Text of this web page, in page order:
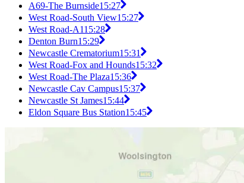
A69-The Burnside15:27
West Road-South View15:27
West Road-A115:28
Denton Burn15:29
Newcastle Crematorium15:31
West Road-Fox and Hounds15:32
West Road-The Plaza15:36
Newcastle Cav Campus15:37
Newcastle St James15:44
Eldon Square Bus Station15:45